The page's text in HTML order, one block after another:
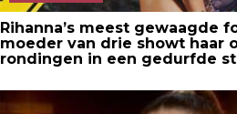
Rihanna’s meest gewaagde
moeder van drie showt haar
rondingen in een gedurfde